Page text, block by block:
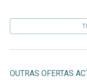
OUTRAS OFERTAS